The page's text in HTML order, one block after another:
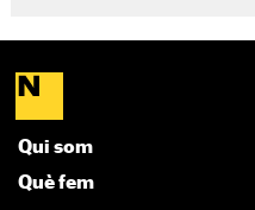
Qui som
Què fem